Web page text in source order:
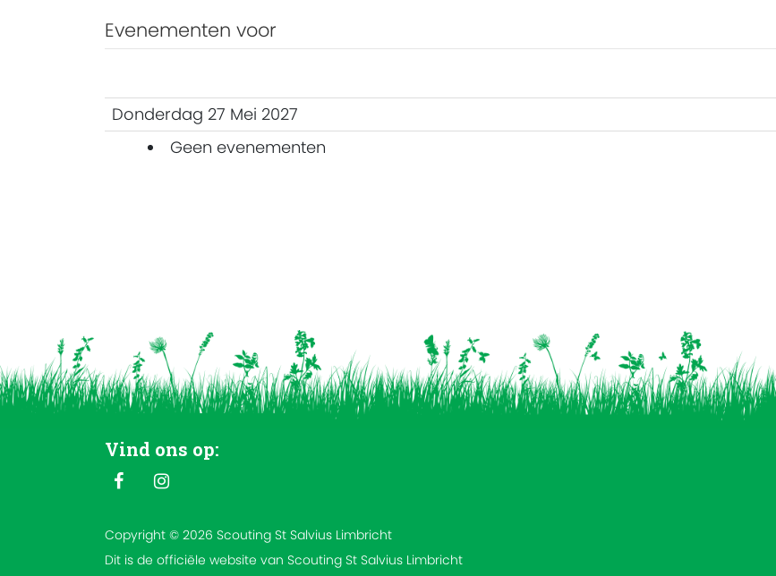
Evenementen voor
Donderdag 27 Mei 2027
Geen evenementen
Vind ons op:
Copyright © 2026 Scouting St Salvius Limbricht
Dit is de officiële website van Scouting St Salvius Limbricht